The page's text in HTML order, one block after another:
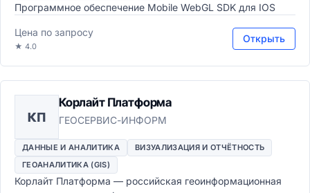
Программное обеспечение Mobile WebGL SDK для IOS
Цена по запросу
★ 4.0
Открыть
КП
Корлайт Платформа
ГЕОСЕРВИС-ИНФОРМ
ДАННЫЕ И АНАЛИТИКА
ВИЗУАЛИЗАЦИЯ И ОТЧЁТНОСТЬ
ГЕОАНАЛИТИКА (GIS)
Корлайт Платформа — российская геоинформационная